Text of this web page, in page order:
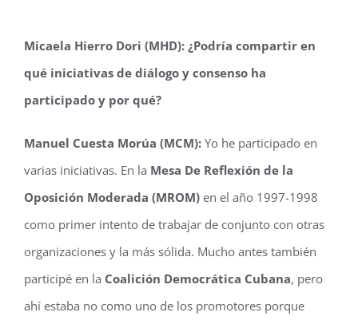
Micaela Hierro Dori (MHD): ¿Podría compartir en
qué iniciativas de diálogo y consenso ha
participado y por qué?
Manuel Cuesta Morúa (MCM): Yo he participado en
varias iniciativas. En la Mesa De Reflexión de la
Oposición Moderada (MROM) en el año 1997-1998
como primer intento de trabajar de conjunto con otras
organizaciones y la más sólida. Mucho antes también
participé en la Coalición Democrática Cubana, pero
ahí estaba no como uno de los promotores porque